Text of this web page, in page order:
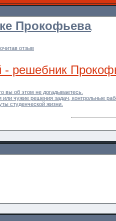
Прокофьева,
отзыв
- решебник
вы об этом не догадываетесь.
чужие решения задач, контрольные
студенческой жизни.